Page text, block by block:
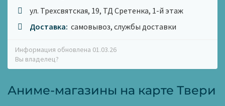
ул. Трехсвятская, 19, ТД Сретенка, 1-й этаж
Доставка: самовывоз, службы доставки
Информация обновлена 01.03.26
Вы владелец?
Аниме-магазины на карте Твери